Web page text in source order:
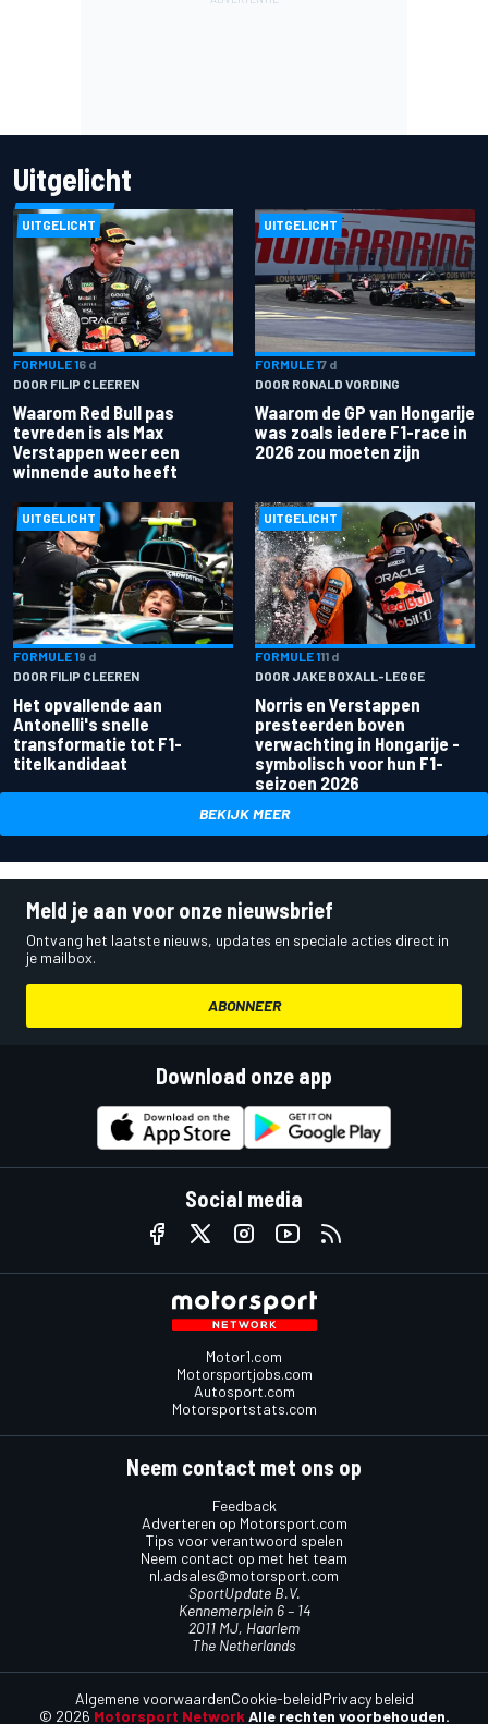
Uitgelicht
UITGELICHT
FORMULE 16 d
DOOR FILIP CLEEREN
Waarom Red Bull pas
tevreden is als Max
Verstappen weer een
winnende auto heeft
UITGELICHT
FORMULE 17 d
DOOR RONALD VORDING
Waarom de GP van Hongarije
was zoals iedere F1-race in
2026 zou moeten zijn
UITGELICHT
FORMULE 19 d
DOOR FILIP CLEEREN
Het opvallende aan
Antonelli's snelle
transformatie tot F1-
titelkandidaat
UITGELICHT
FORMULE 111 d
DOOR JAKE BOXALL-LEGGE
Norris en Verstappen
presteerden boven
verwachting in Hongarije -
symbolisch voor hun F1-
seizoen 2026
BEKIJK MEER
Meld je aan voor onze nieuwsbrief
Ontvang het laatste nieuws, updates en speciale acties direct in
je mailbox.
ABONNEER
Download onze app
Social media
Motor1.com
Motorsportjobs.com
Autosport.com
Motorsportstats.com
Neem contact met ons op
Feedback
Adverteren op Motorsport.com
Tips voor verantwoord spelen
Neem contact op met het team
nl.adsales@motorsport.com
SportUpdate B.V.
Kennemerplein 6 – 14
2011 MJ, Haarlem
The Netherlands
© 2026 Motorsport Network Alle rechten voorbehouden.
Algemene voorwaardenCookie-beleidPrivacy beleid